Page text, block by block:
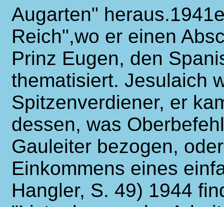
Augarten"
Reich",wo er einen
Prinz Eugen, den
thematisiert. Jesulaich
Spitzenverdiener, er
dessen, was
Gauleiter bezogen,
Einkommens eines
Hangler, S. 49) 1944